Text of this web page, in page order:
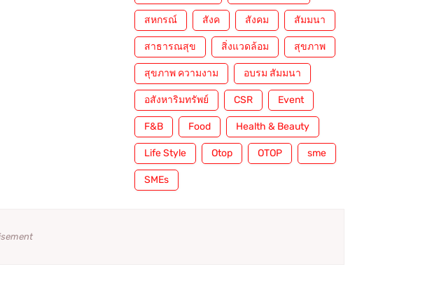
สหกรณ์ สังค สังคม สัมมนา
สาธารณสุข สิ่งแวดล้อม สุขภาพ
สุขภาพ ความงาม อบรม สัมมนา
อสังหาริมทรัพย์ CSR Event
F&B Food Health & Beauty
Life Style Otop OTOP sme
SMEs